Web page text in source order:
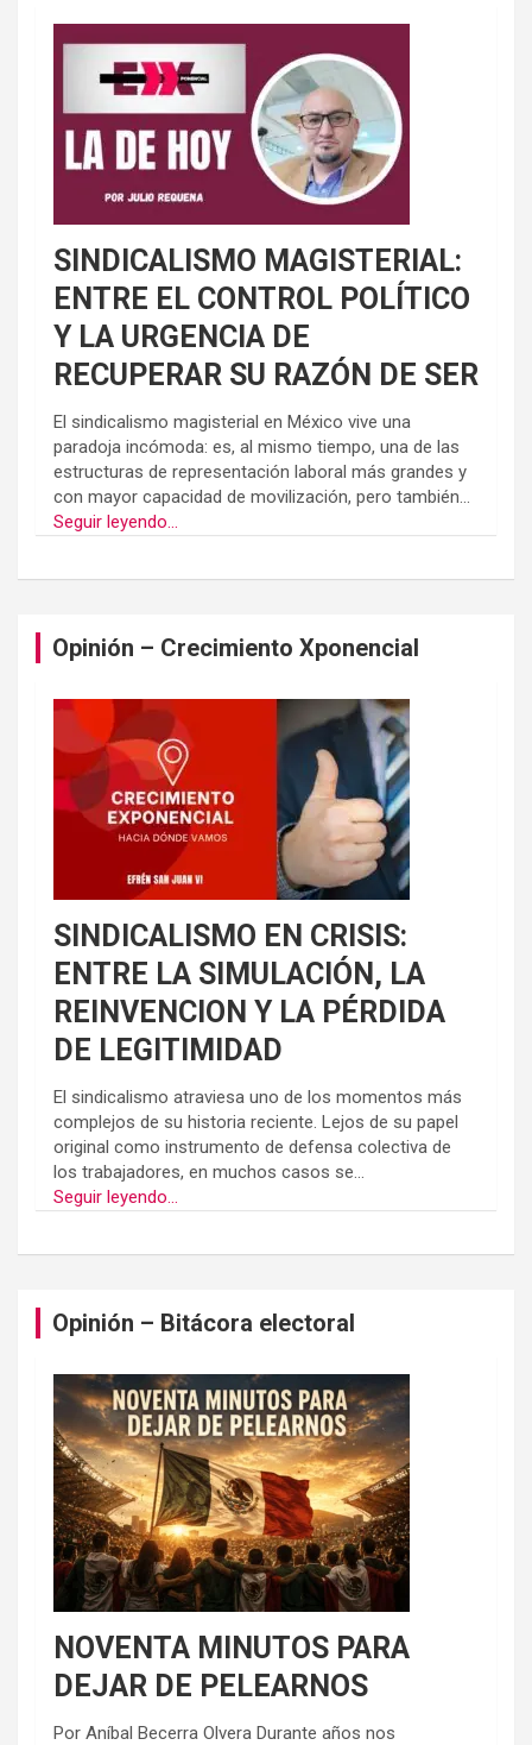
SINDICALISMO MAGISTERIAL:
ENTRE EL CONTROL POLÍTICO
Y LA URGENCIA DE
RECUPERAR SU RAZÓN DE SER
El sindicalismo magisterial en México vive una
paradoja incómoda: es, al mismo tiempo, una de las
estructuras de representación laboral más grandes y
con mayor capacidad de movilización, pero también...
Seguir leyendo...
Opinión – Crecimiento Xponencial
SINDICALISMO EN CRISIS:
ENTRE LA SIMULACIÓN, LA
REINVENCION Y LA PÉRDIDA
DE LEGITIMIDAD
El sindicalismo atraviesa uno de los momentos más
complejos de su historia reciente. Lejos de su papel
original como instrumento de defensa colectiva de
los trabajadores, en muchos casos se...
Seguir leyendo...
Opinión – Bitácora electoral
NOVENTA MINUTOS PARA
DEJAR DE PELEARNOS
Por Aníbal Becerra Olvera Durante años nos